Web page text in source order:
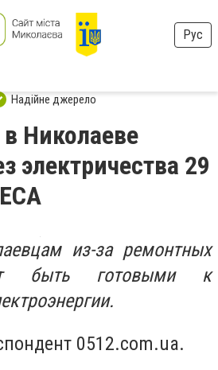
Рус
Надійне джерело
Николаеве
электричества 29
из-за ремонтных
быть готовыми к
0512.com.ua.